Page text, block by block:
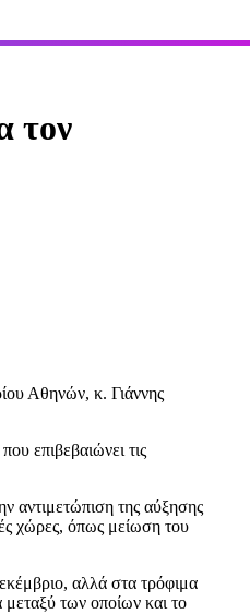
τον
Αθηνών, κ. Γιάννης
επιβεβαιώνει τις
αντιμετώπιση της αύξησης
χώρες, όπως μείωση του
αλλά στα τρόφιμα
των οποίων και το